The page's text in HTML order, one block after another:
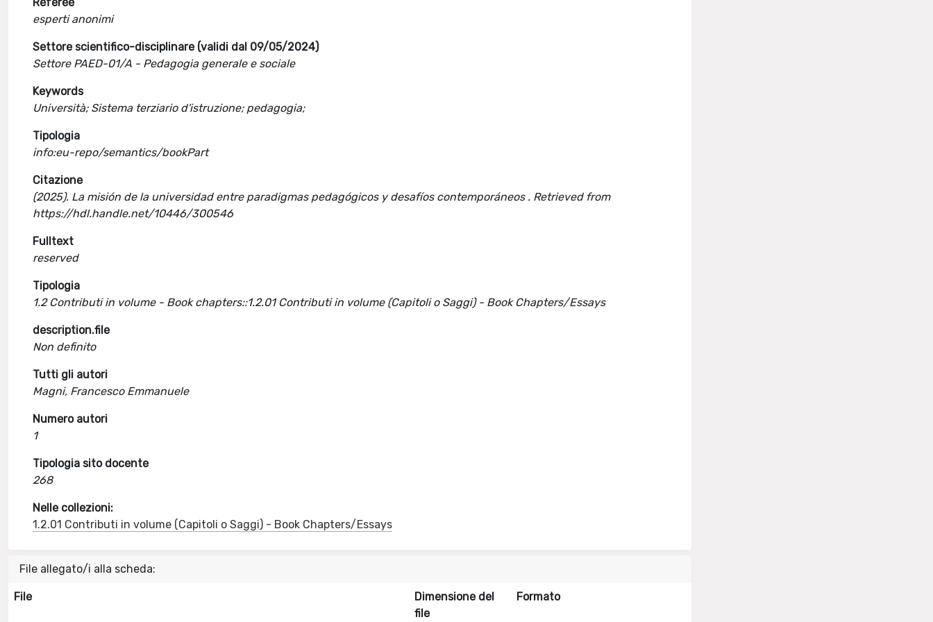
esperti anonimi
Settore scientifico-disciplinare (validi dal 09/05/2024)
Settore PAED-01/A - Pedagogia generale e sociale
Keywords
Università; Sistema terziario d'istruzione; pedagogia;
Tipologia
info:eu-repo/semantics/bookPart
Citazione
(2025). La misión de la universidad entre paradigmas pedagógicos y desafíos contemporáneos . Retrieved from
https://hdl.handle.net/10446/300546
Fulltext
reserved
Tipologia
1.2 Contributi in volume - Book chapters::1.2.01 Contributi in volume (Capitoli o Saggi) - Book Chapters/Essays
description.file
Non definito
Tutti gli autori
Magni, Francesco Emmanuele
Numero autori
1
Tipologia sito docente
268
Nelle collezioni:
1.2.01 Contributi in volume (Capitoli o Saggi) - Book Chapters/Essays
File allegato/i alla scheda:
File
Dimensione del
file
Formato